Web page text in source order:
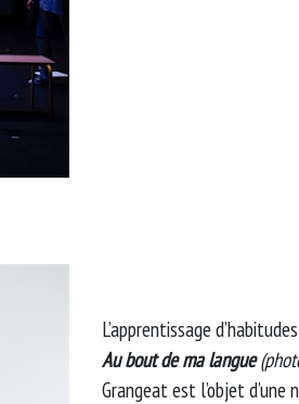
L’apprentissage
Au bout de ma langue
Grangeat est l’objet